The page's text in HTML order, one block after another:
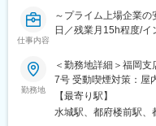
■本ポジションの魅力：
住宅購入をきっかけと
きます。
生命保険販売実績に
手数料の20％を還元
が可能です。一般職平
仕事内容
～プライム上場企業
日／残業月15h程度/イ
■職務概要：
当社は累計引渡し棟数
ディングカンパニーで
生命保険の提案先を
するお客様のライフプ
勤務地
＜勤務地詳細＞福岡
7号 受動喫煙対策：屋
所【最寄り駅】
水城駅、都府楼前駅、